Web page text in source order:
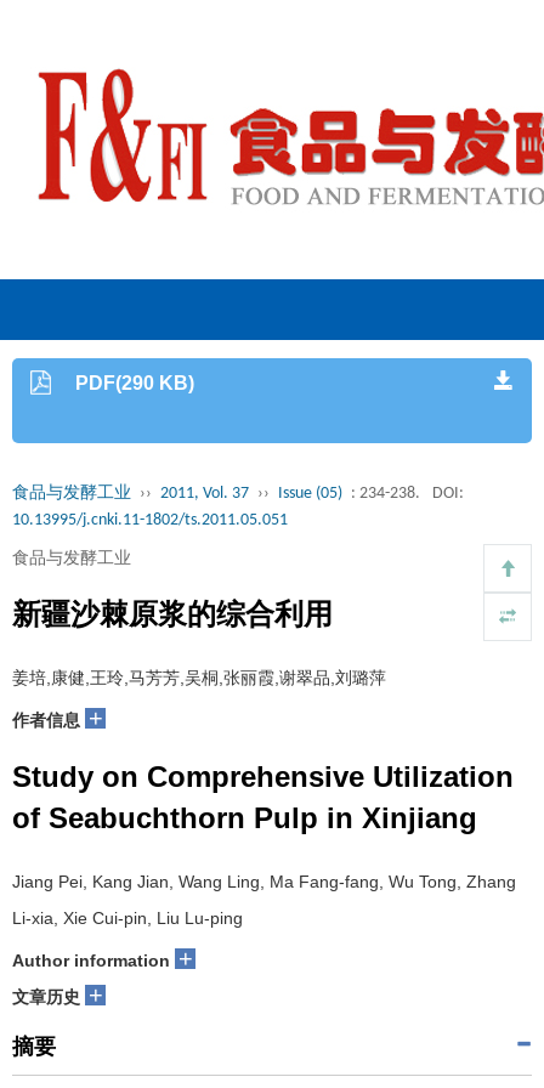
PDF(290 KB)
食品与发酵工业 ›› 2011, Vol. 37 ›› Issue (05) : 234-238.
DOI:
10.13995/j.cnki.11-1802/ts.2011.05.051
食品与发酵工业
新疆沙棘原浆的综合利用
姜培,康健,王玲,马芳芳,吴桐,张丽霞,谢翠品,刘璐萍
作者信息 +
Study on Comprehensive Utilization
of Seabuchthorn Pulp in Xinjiang
Jiang Pei, Kang Jian, Wang Ling, Ma Fang-fang, Wu Tong, Zhang
Li-xia, Xie Cui-pin, Liu Lu-ping
Author information +
文章历史 +
摘要